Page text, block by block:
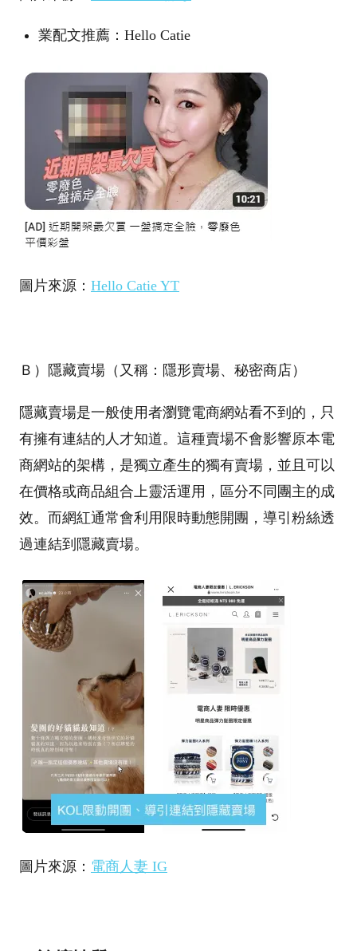
業配文推薦：Hello Catie
圖片來源： Hello Catie YT
Ｂ）隱藏賣場（又稱：隱形賣場、秘密商店）
隱藏賣場是一般使用者瀏覽電商網站看不到的，只
有擁有連結的人才知道。這種賣場不會影響原本電
商網站的架構，是獨立產生的獨有賣場，並且可以
在價格或商品組合上靈活運用，區分不同團主的成
效。而網紅通常會利用限時動態開團，導引粉絲透
過連結到隱藏賣場。
圖片來源： 電商人妻 IG